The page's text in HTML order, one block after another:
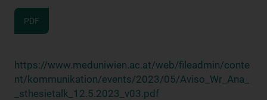
PDF
https://www.meduniwien.ac.at/web/fileadmin/conte
nt/kommunikation/events/2023/05/Aviso_Wr_Ana_
_sthesietalk_12.5.2023_v03.pdf